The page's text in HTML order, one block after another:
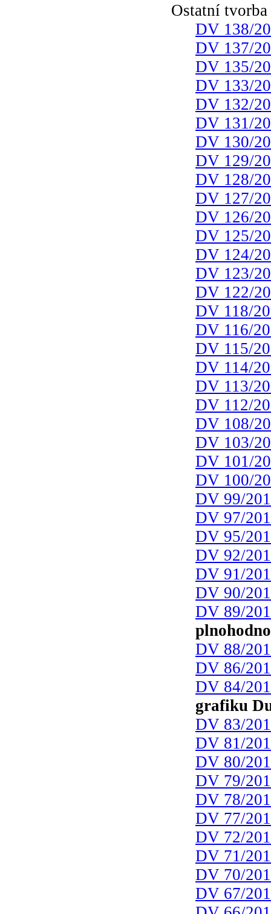
Ostatní
DV 138/
DV 137/
DV 135/
DV 133/
DV 132/
DV 131/
DV 130/
DV 129/
DV 128/
DV 127/
DV 126/
DV 125/
DV 124/
DV 123/
DV 122/
DV 118/
DV 116/
DV 115/
DV 114/
DV 113/
DV 112/
DV 108/
DV 103/
DV 101/
DV 100/
DV 99/
DV 97/
DV 95/
DV 92/
DV 91/
DV 90/
DV 89/
DV 88/
DV 86/
DV 84/
grafiku
DV 83/
DV 81/
DV 80/
DV 79/
DV 78/
DV 77/
DV 72/
DV 71/
DV 70/
DV 67/